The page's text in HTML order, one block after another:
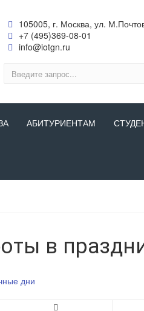
105005, г. Москва, ул.
+7 (495)369-08-01
info@iotgn.ru
АБИТУРИЕНТАМ
в